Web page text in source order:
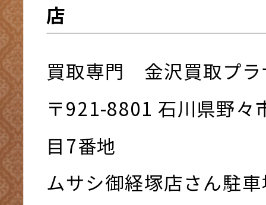
店
買取専門 金沢買取プラ
〒921-8801 ⽯川県野々
⽬7番地
ムサシ御経塚店さん駐